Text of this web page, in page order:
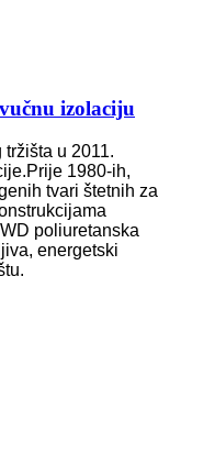
izolaciju
u 2011.
1980-ih,
tvari štetnih za
poliuretanska
energetski